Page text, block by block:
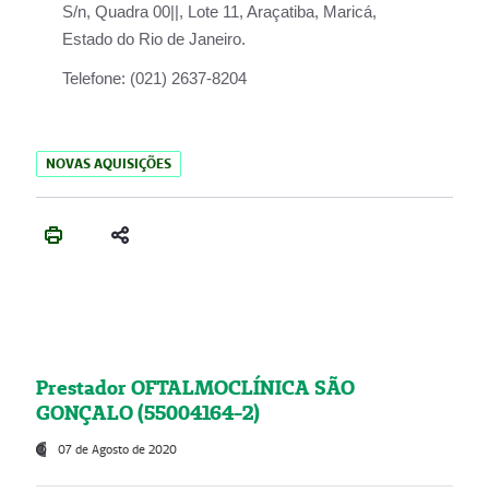
S/n, Quadra 00||, Lote 11, Araçatiba, Maricá,
Estado do Rio de Janeiro.
Telefone: (021) 2637-8204
NOVAS AQUISIÇÕES
Prestador OFTALMOCLÍNICA SÃO
GONÇALO (55004164-2)
07 de Agosto de 2020